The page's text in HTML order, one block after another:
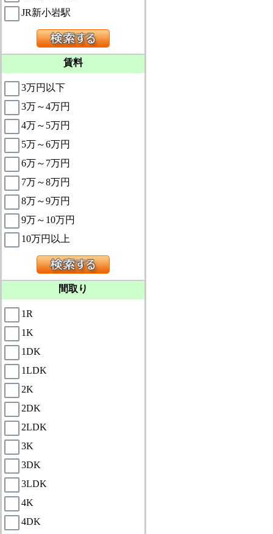
JR新小岩駅
賃料
3万円以下
3万～4万円
4万～5万円
5万～6万円
6万～7万円
7万～8万円
8万～9万円
9万～10万円
10万円以上
間取り
1R
1K
1DK
1LDK
2K
2DK
2LDK
3K
3DK
3LDK
4K
4DK